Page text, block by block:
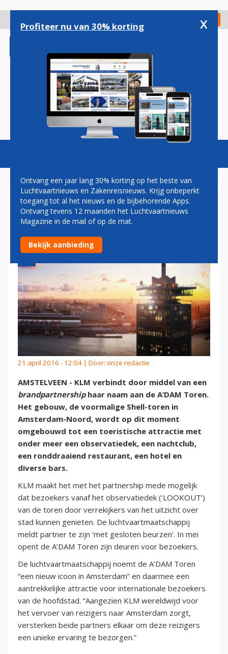
gaan
Check in
Magazine Podcasts Vacatures
KLM VERBINDT NAAM AAN
NIEUWE A'DAM TOREN
21 april 2016 - 12:04 | Door: onze redactie
AMSTELVEEN - KLM verbindt door middel van een
brandpartnershiphaar naam aan de A’DAM Toren.
Het gebouw, de voormalige Shell-toren in
Amsterdam-Noord, wordt op dit moment
omgebouwd tot een toeristische attractie met
onder meer een observatiedek, een nachtclub,
een ronddraaiend restaurant, een hotel en
diverse bars.
KLM maakt het met het partnership mede mogelijk
dat bezoekers vanaf het observatiedek (‘LOOKOUT’)
van de toren door verrekijkers van het uitzicht over
stad kunnen genieten. De luchtvaartmaatschappij
meldt partner te zijn 'met gesloten beurzen'. In mei
opent de A’DAM Toren zijn deuren voor bezoekers.
De luchtvaartmaatschappij noemt de A’DAM Toren
“een nieuw icoon in Amsterdam” en daarmee een
aantrekkelijke attractie voor internationale bezoekers
van de hoofdstad. “Aangezien KLM wereldwijd voor
het vervoer van reizigers naar Amsterdam zorgt,
versterken beide partners elkaar om deze reizigers
een unieke ervaring te bezorgen.”
Profiteer nu van 30% korting x
Ontvang een jaar lang 30% korting op het beste van
Luchtvaartnieuws en Zakenreisnieuws. Krijg onbeperkt
toegang tot al het nieuws en de bijbehorende Apps.
Ontvang tevens 12 maanden het Luchtvaartnieuws
Magazine in de mail of op de mat.
Bekijk aanbieding